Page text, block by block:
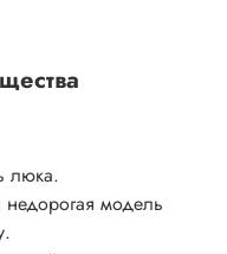
люка.
модель